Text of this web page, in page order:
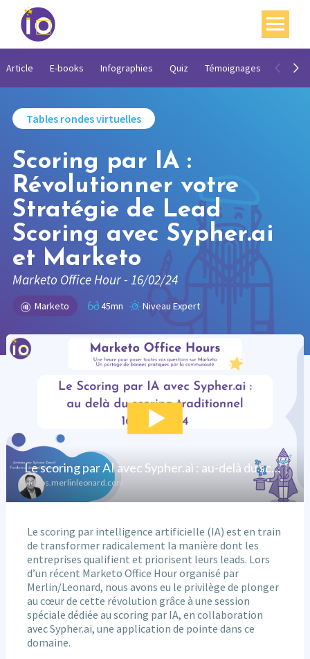
Vos enjeux
Académie
Ressources
Agenda
Contact
Mon compte
English
Article E-books Infographies Quiz Témoignages Vidéos
Tables rondes virtuelles
Scoring par IA :
Révolutionner votre
Stratégie de Lead
Scoring avec Sypher.ai
et Marketo
Marketo Office Hour - 16/02/24
Marketo 45mn Niveau Expert
Le scoring par intelligence artificielle (IA) est en train
de transformer radicalement la manière dont les
entreprises qualifient et priorisent leurs leads. Lors
d’un récent Marketo Office Hour organisé par
Merlin/Leonard, nous avons eu le privilège de plonger
au cœur de cette révolution grâce à une session
spéciale dédiée au scoring par IA, en collaboration
avec Sypher.ai, une application de pointe dans ce
domaine.